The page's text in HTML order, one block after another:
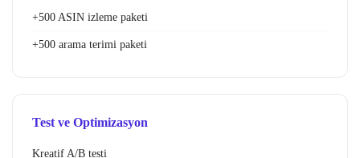
+500 ASIN izleme paketi
+500 arama terimi paketi
Test ve Optimizasyon
Kreatif A/B testi